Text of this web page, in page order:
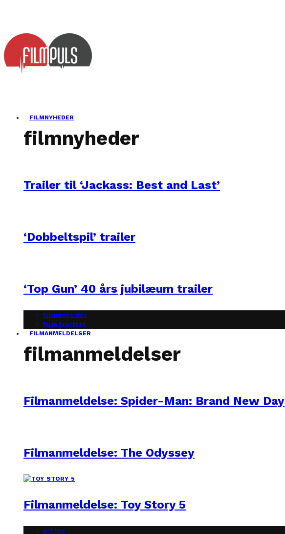
FILMNYHEDER
filmnyheder
Trailer til ‘Jackass: Best and Last’
‘Dobbeltspil’ trailer
‘Top Gun’ 40 års jubilæum trailer
filmnyheder
film trailers
FILMANMELDELSER
filmanmeldelser
Filmanmeldelse: Spider-Man: Brand New Day
Filmanmeldelse: The Odyssey
Filmanmeldelse: Toy Story 5
action